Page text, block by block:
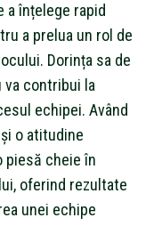
înțelege rapid
a prelua un rol de
Dorința sa de
va contribui la
echipei. Având
o atitudine
piesă cheie în
oferind rezultate
unei echipe